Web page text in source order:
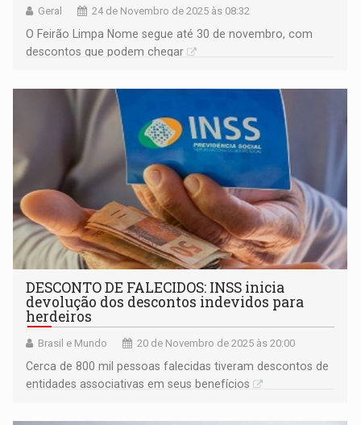
Geral 24 de Novembro de 2025 às 08:32
O Feirão Limpa Nome segue até 30 de novembro, com
descontos que podem chegar
DESCONTO DE FALECIDOS: INSS inicia
devolução dos descontos indevidos para
herdeiros
Brasil e Mundo 20 de Novembro de 2025 às 20:00
Cerca de 800 mil pessoas falecidas tiveram descontos de
entidades associativas em seus benefícios